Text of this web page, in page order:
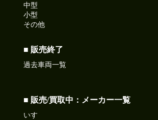
中型
小型
その他
■ 販売終了
過去車両一覧
■ 販売/買取中：メーカー一覧
いすゞ